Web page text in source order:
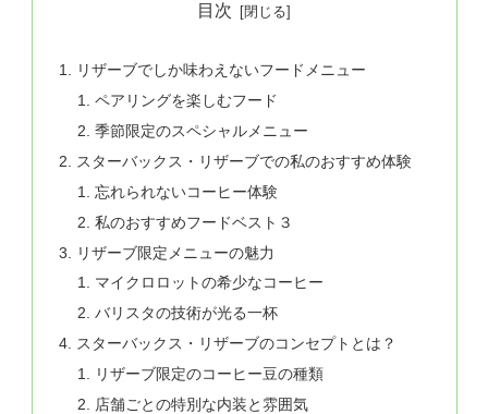
目次
リザーブでしか味わえないフードメニュー
ペアリングを楽しむフード
季節限定のスペシャルメニュー
スターバックス・リザーブでの私のおすすめ体験
忘れられないコーヒー体験
私のおすすめフードベスト３
リザーブ限定メニューの魅力
マイクロロットの希少なコーヒー
バリスタの技術が光る一杯
スターバックス・リザーブのコンセプトとは？
リザーブ限定のコーヒー豆の種類
店舗ごとの特別な内装と雰囲気